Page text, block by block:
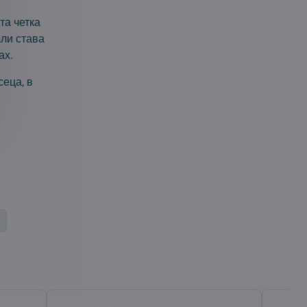
четка
става
в